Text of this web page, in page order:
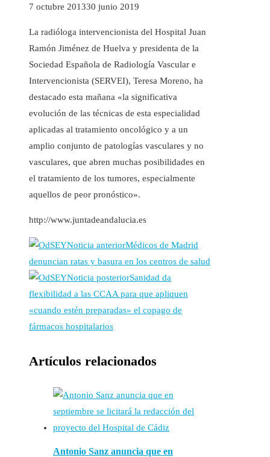
7 octubre 201330 junio 2019
La radióloga intervencionista del Hospital Juan
Ramón Jiménez de Huelva y presidenta de la
Sociedad Española de Radiología Vascular e
Intervencionista (SERVEI), Teresa Moreno, ha
destacado esta mañana «la significativa
evolución de las técnicas de esta especialidad
aplicadas al tratamiento oncológico y a un
amplio conjunto de patologías vasculares y no
vasculares, que abren muchas posibilidades en
el tratamiento de los tumores, especialmente
aquellos de peor pronóstico».
http://www.juntadeandalucia.es
Noticia anteriorMédicos de Madrid
denuncian ratas y basura en los centros de salud
Noticia posteriorSanidad da
flexibilidad a las CCAA para que apliquen
«cuando estén preparadas» el copago de
fármacos hospitalarios
Artículos relacionados
Antonio Sanz anuncia que en